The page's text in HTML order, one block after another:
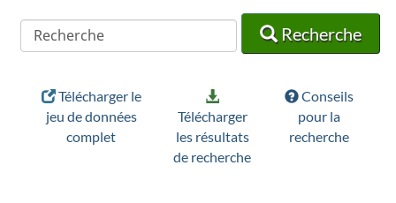
Recherche
Recherche
Recherche
Télécharger le
jeu de données
complet
Télécharger
les résultats
de recherche
Conseils
pour la
recherche